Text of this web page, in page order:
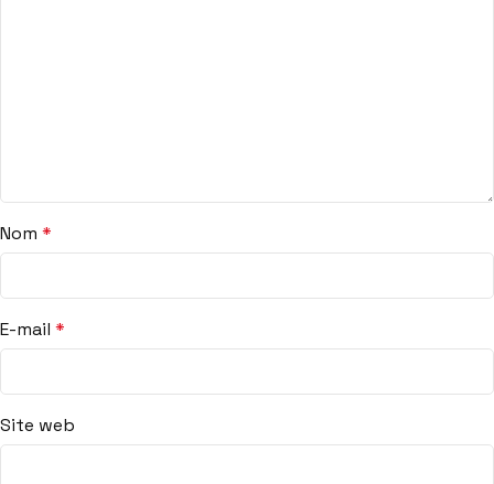
Nom *
E-mail *
Site web